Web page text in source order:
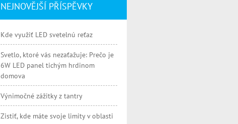
NEJNOVĚJŠÍ PŘÍSPĚVKY
Kde využiť LED svetelnú reťaz
Svetlo, ktoré vás nezaťažuje: Prečo je
6W LED panel tichým hrdinom
domova
Výnimočné zážitky z tantry
Zistiť, kde máte svoje limity v oblasti